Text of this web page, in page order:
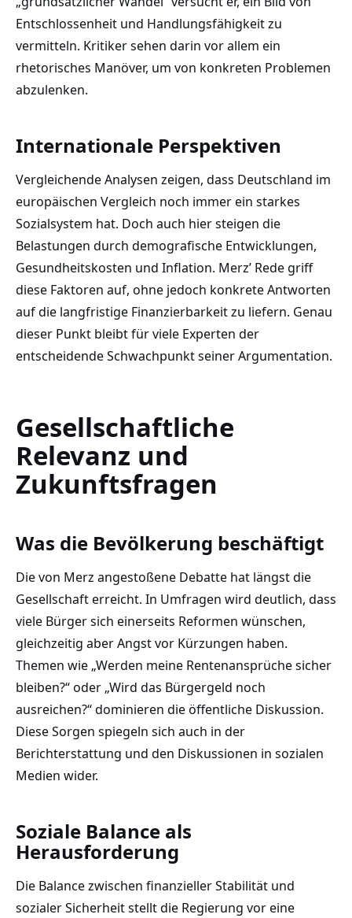
Entschlossenheit und Handlungsfähigkeit zu
vermitteln. Kritiker sehen darin vor allem ein
rhetorisches Manöver, um von konkreten Problemen
abzulenken.
Internationale Perspektiven
Vergleichende Analysen zeigen, dass Deutschland im
europäischen Vergleich noch immer ein starkes
Sozialsystem hat. Doch auch hier steigen die
Belastungen durch demografische Entwicklungen,
Gesundheitskosten und Inflation. Merz’ Rede griff
diese Faktoren auf, ohne jedoch konkrete Antworten
auf die langfristige Finanzierbarkeit zu liefern. Genau
dieser Punkt bleibt für viele Experten der
entscheidende Schwachpunkt seiner Argumentation.
Gesellschaftliche
Relevanz und
Zukunftsfragen
Was die Bevölkerung beschäftigt
Die von Merz angestoßene Debatte hat längst die
Gesellschaft erreicht. In Umfragen wird deutlich, dass
viele Bürger sich einerseits Reformen wünschen,
gleichzeitig aber Angst vor Kürzungen haben.
Themen wie „Werden meine Rentenansprüche sicher
bleiben?“ oder „Wird das Bürgergeld noch
ausreichen?“ dominieren die öffentliche Diskussion.
Diese Sorgen spiegeln sich auch in der
Berichterstattung und den Diskussionen in sozialen
Medien wider.
Soziale Balance als
Herausforderung
Die Balance zwischen finanzieller Stabilität und
sozialer Sicherheit stellt die Regierung vor eine